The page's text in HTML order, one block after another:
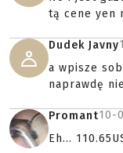
tą cene yen
Dudek Javny
a wpisze
naprawdę
Promant10-
Eh...